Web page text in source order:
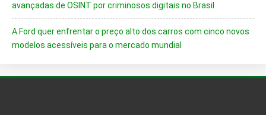
avançadas de OSINT por criminosos digitais no Brasil
A Ford quer enfrentar o preço alto dos carros com cinco novos
modelos acessíveis para o mercado mundial